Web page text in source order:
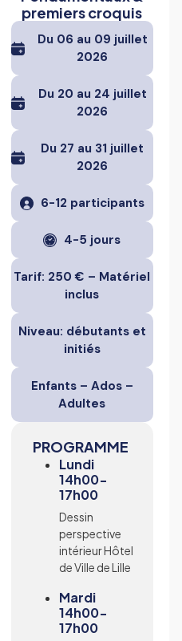
premiers croquis
Du 06 au 09 juillet
2026
Du 20 au 24 juillet
2026
Du 27 au 31 juillet
2026
6-12 participants
4-5 jours
Tarif: 250 € – Matériel
inclus
Niveau: débutants et
initiés
Enfants – Ados –
Adultes
PROGRAMME
Lundi
14h00-
17h00
Dessin
perspective
intérieur Hôtel
de Ville de Lille
Mardi
14h00-
17h00